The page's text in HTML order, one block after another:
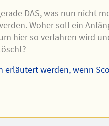
DAS, was nun nicht
Woher soll ein
hier so verfahren wird
erläutert werden, wenn